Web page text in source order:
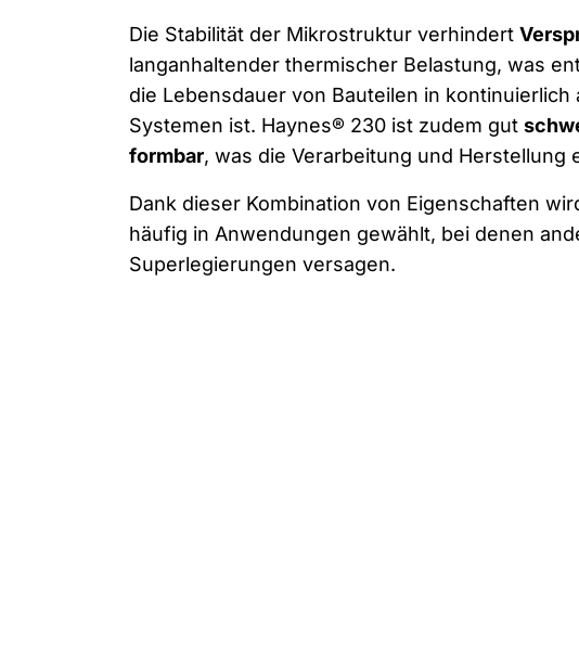
Die Stabilität der Mikrostruktur verhindert
langanhaltender thermischer Belastung, was
die Lebensdauer von Bauteilen in kontinuierlich
Systemen ist. Haynes® 230 ist zudem gut
formbar, was die Verarbeitung und Herstellung
Dank dieser Kombination von Eigenschaften
häufig in Anwendungen gewählt, bei denen
Superlegierungen versagen.